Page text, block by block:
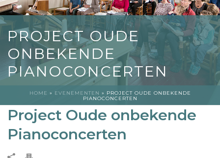
PROJECT OUDE
ONBEKENDE
PIANOCONCERTEN
HOME » EVENEMENTEN » PROJECT OUDE ONBEKENDE
PIANOCONCERTEN
Project Oude onbekende
Pianoconcerten